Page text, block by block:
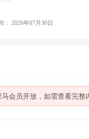
： 2026年07月30日
会员开放，如需查看完整